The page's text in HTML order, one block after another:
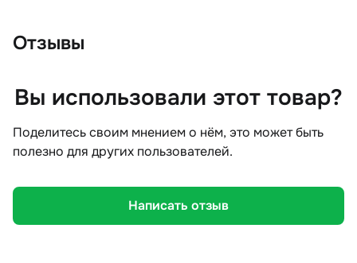
Отзывы
Вы использовали этот товар?
Поделитесь своим мнением о нём, это может быть
полезно для других пользователей.
Написать отзыв